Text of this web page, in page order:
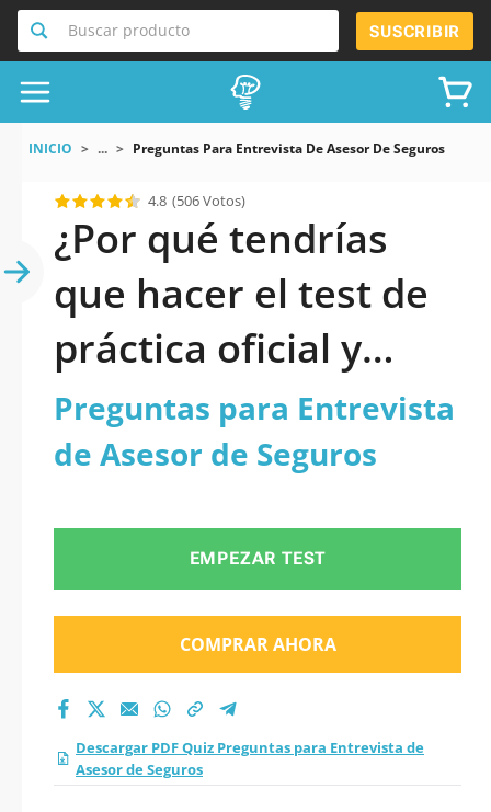
Buscar producto SUSCRIBIR
INICIO ... Preguntas Para Entrevista De Asesor De Seguros
4.8 (506 Votos)
¿Por qué tendrías
que hacer el test de
práctica oficial y
actualizado de
Preguntas para
de Seguros 2026?
Preguntas para Entrevista
de Asesor de Seguros
EMPEZAR TEST
COMPRAR AHORA
Descargar PDF Quiz Preguntas para Entrevista de
Asesor de Seguros